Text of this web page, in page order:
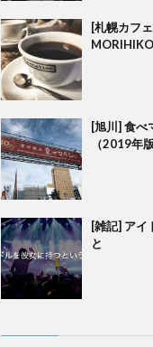
[札幌カフ
[旭川] 食べ
（2019年版
[雑記] アイ
と